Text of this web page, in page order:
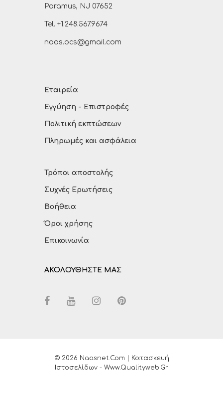
Paramus, NJ 07652
Tel. +1.248.567.9674
naos.ocs@gmail.com
Εταιρεία
Εγγύηση - Επιστροφές
Πολιτική εκπτώσεων
Πληρωμές και ασφάλεια
Τρόποι αποστολής
Συχνές Ερωτήσεις
Βοήθεια
Όροι χρήσης
Επικοινωνία
ΑΚΟΛΟΥΘΗΣΤΕ ΜΑΣ
© 2026 Naosnet.com | Κατασκευή
Ιστοσελίδων - Www.qualityweb.gr